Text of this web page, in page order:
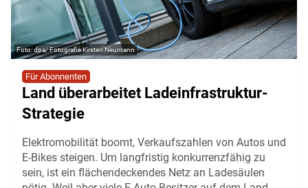
dpa/ Fotografie Kirsten Neumann
Für Abonnenten
Land überarbeitet Ladeinfrastruktur-
Strategie
Elektromobilität boomt, Verkaufszahlen von Autos und
E-Bikes steigen. Um langfristig konkurrenzfähig zu
sein, ist ein flächendeckendes Netz an Ladesäulen